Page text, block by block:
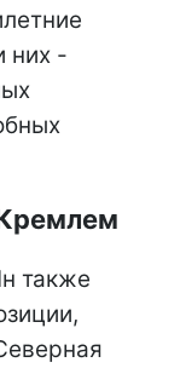
них -
также